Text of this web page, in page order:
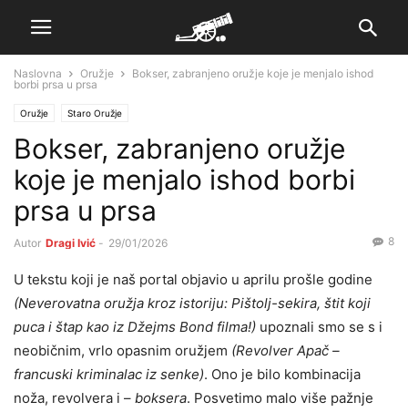
Naslovna Oružje
Bokser, zabranjeno oružje koje je menjalo ishod
borbi prsa u prsa
Oružje Staro Oružje
Bokser, zabranjeno oružje
koje je menjalo ishod borbi
prsa u prsa
Autor Dragi Ivić - 29/01/2026 8
U tekstu koji je naš portal objavio u aprilu prošle godine
(Neverovatna oružja kroz istoriju: Pištolj-sekira, štit koji
puca i štap kao iz Džejms Bond filma!) upoznali smo se s i
neobičnim, vrlo opasnim oružjem (Revolver Apač –
francuski kriminalac iz senke). Ono je bilo kombinacija
noža, revolvera i – boksera. Posvetimo malo više pažnje